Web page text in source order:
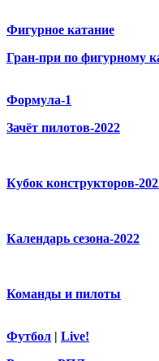
Фигурное катание
Гран-при по фигурному
Формула-1
Зачёт пилотов-2022
Кубок конструкторов-
Календарь сезона-2022
Команды и пилоты
Футбол | Live!